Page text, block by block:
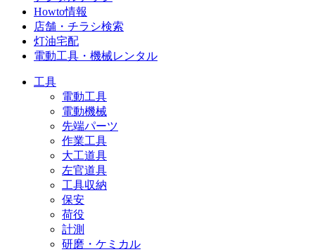
Howto情報
店舗・チラシ検索
灯油宅配
電動工具・機械レンタル
工具
電動工具
電動機械
先端パーツ
作業工具
大工道具
左官道具
工具収納
保安
荷役
計測
研磨・ケミカル